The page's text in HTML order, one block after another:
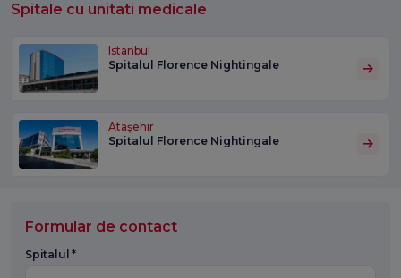
Spitale cu unitati medicale
Istanbul
Spitalul Florence Nightingale
Atașehir
Spitalul Florence Nightingale
Formular de contact
Spitalul *